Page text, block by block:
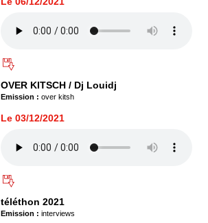
OVER KITSCH / Dj Louidj
Emission : over kitsh
Le 03/12/2021
téléthon 2021
Emission : interviews